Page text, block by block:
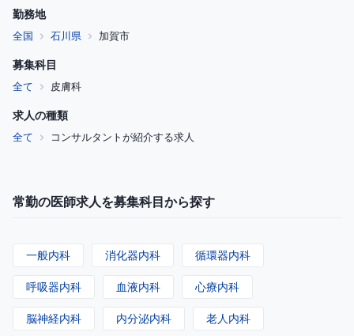
勤務地
全国 石川県 加賀市
募集科目
全て 皮膚科
求人の種類
全て コンサルタントが紹介する求人
常勤の医師求人を募集科目から探す
一般内科 消化器内科 循環器内科
呼吸器内科 血液内科 心療内科
脳神経内科 内分泌内科 老人内科